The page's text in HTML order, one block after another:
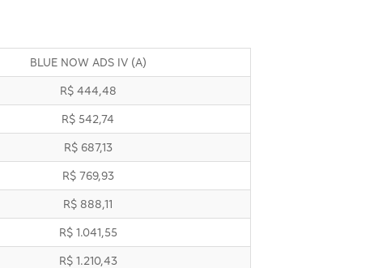
BLUE NOW ADS IV (A)
R$ 444,48
R$ 542,74
R$ 687,13
R$ 769,93
R$ 888,11
R$ 1.041,55
R$ 1.210,43